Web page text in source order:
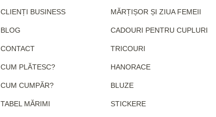
CLIENȚI BUSINESS
BLOG
CONTACT
CUM PLĂTESC?
CUM CUMPĂR?
TABEL MĂRIMI
MĂRȚIȘOR ȘI ZIUA FEMEII
CADOURI PENTRU CUPLURI
TRICOURI
HANORACE
BLUZE
STICKERE